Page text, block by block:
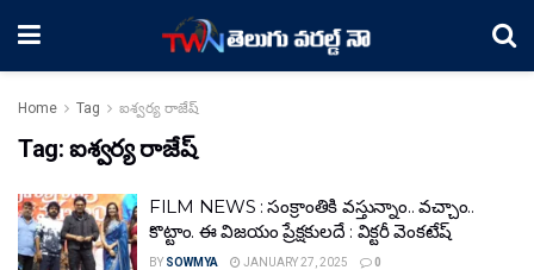
Home Tag ఐశ్వర్య రాజేష్
Tag: ఐశ్వర్య రాజేష్
FILM NEWS : సంక్రాంతికి వస్తున్నాం.. వచ్చాం..
కొట్టాం. ఈ విజయం ప్రేక్షకులదే : విక్టరీ వెంకటేష్
BY SOWMYA JANUARY 27, 2025 0